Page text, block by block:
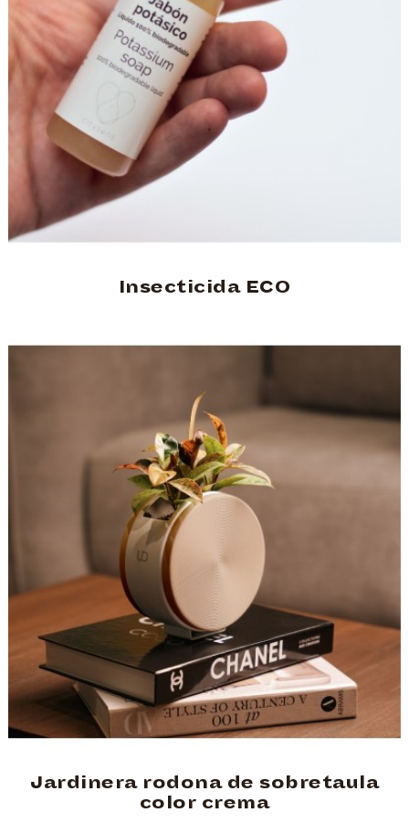
Insecticida ECO
Jardinera rodona de sobretaula
color crema